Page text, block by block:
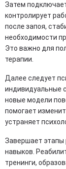
Затем
контролирует
после запоя,
необходимости
Это важно для
терапии.
Далее следует
индивидуальные
новые модели
помогает
устраняет
Завершает этапы
навыков.
тренинги,